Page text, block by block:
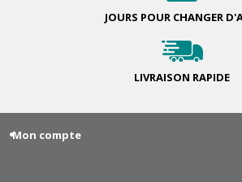
JOURS POUR CHANGER
LIVRAISON RAPIDE
Mon compte